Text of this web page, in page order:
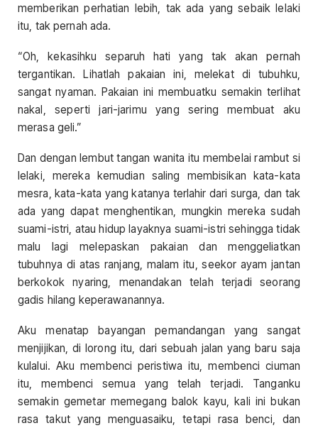
memberikan perhatian lebih, tak ada yang sebaik lelaki
itu, tak pernah ada.
“Oh, kekasihku separuh hati yang tak akan pernah
tergantikan. Lihatlah pakaian ini, melekat di tubuhku,
sangat nyaman. Pakaian ini membuatku semakin terlihat
nakal, seperti jari-jarimu yang sering membuat aku
merasa geli.”
Dan dengan lembut tangan wanita itu membelai rambut si
lelaki, mereka kemudian saling membisikan kata-kata
mesra, kata-kata yang katanya terlahir dari surga, dan tak
ada yang dapat menghentikan, mungkin mereka sudah
suami-istri, atau hidup layaknya suami-istri sehingga tidak
malu lagi melepaskan pakaian dan menggeliatkan
tubuhnya di atas ranjang, malam itu, seekor ayam jantan
berkokok nyaring, menandakan telah terjadi seorang
gadis hilang keperawanannya.
Aku menatap bayangan pemandangan yang sangat
menjijikan, di lorong itu, dari sebuah jalan yang baru saja
kulalui. Aku membenci peristiwa itu, membenci ciuman
itu, membenci semua yang telah terjadi. Tanganku
semakin gemetar memegang balok kayu, kali ini bukan
rasa takut yang menguasaiku, tetapi rasa benci, dan